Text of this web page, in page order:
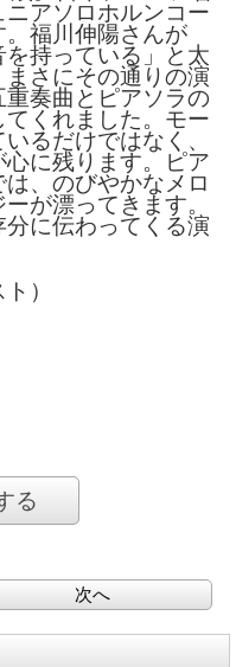
アソロホルンコー
福川伸陽さんが
を持っている」と太
さにその通りの演
奏曲とピアソラの
てくれました。モー
るだけではなく、
に残ります。ピア
、のびやかなメロ
が漂ってきます。
に伝わってくる演
）
る
次へ